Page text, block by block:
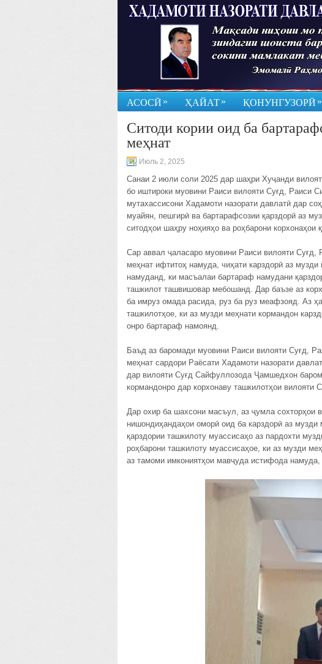
АСОСӢ » ҲАЙАТ» ҚОНУНГУЗОРӢ »
Ситоди кории оид ба
меҳнат
Июль 2, 2025
Санаи 2 июли соли 2025 дар шаҳри Хуҷанди
бо иштироки муовини Раиси вилояти Суғд, Раиси
мутахассисони Хадамоти назорати давлатӣ дар
муайян, пешгирӣ ва бартарафсозии қарздорӣ аз
ситодҳои шаҳру ноҳияҳо ва роҳбарони корхонаҳои
Сар аввал ҷаласаро муовини Раиси вилояти Суғд,
меҳнат ифтитоҳ намуда, чиҳати карздорӣ аз
намуданд, ки масъалаи бартараф намудани
ташкилот ташвишовар мебошанд. Дар баъзе аз
ба имруз омада расида, руз ба руз меафзояд. Аз
ташкилотҳое, ки аз музди меҳнати кормандон
онро бартараф намоянд.
Баъд аз баромади муовини Раиси вилояти Суғд,
меҳнат сардори Раёсати Хадамоти назорати
дар вилояти Суғд Сайфуллозода Ҷамшедхон
кормандонро дар корхонаву ташкилотҳои вилояти
Дар охир ба шахсони масъул, аз ҷумла сохторҳои
нишондиҳандаҳои оморӣ оид ба карздорӣ аз
қарздории ташкилоту муассисаҳо аз пардохти
роҳбарони ташкилоту муассисаҳое, ки аз музди
аз тамоми имкониятҳои мавҷуда истифода